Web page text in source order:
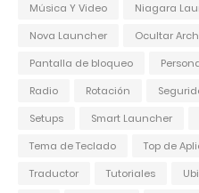
Música Y Video
Niagara
Nova Launcher
Ocultar
Pantalla de bloqueo
Radio
Rotación
Setups
Smart Launcher
Tema de Teclado
Top de
Traductor
Tutoriales